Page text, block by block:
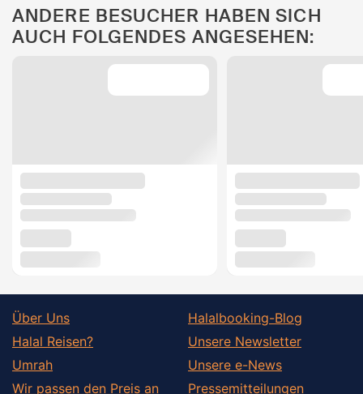
ANDERE BESUCHER HABEN SICH
AUCH FOLGENDES ANGESEHEN:
Über Uns
Halal Reisen?
Umrah
Wir passen den Preis an
Halalbooking-Blog
Unsere Newsletter
Unsere e-News
Pressemitteilungen